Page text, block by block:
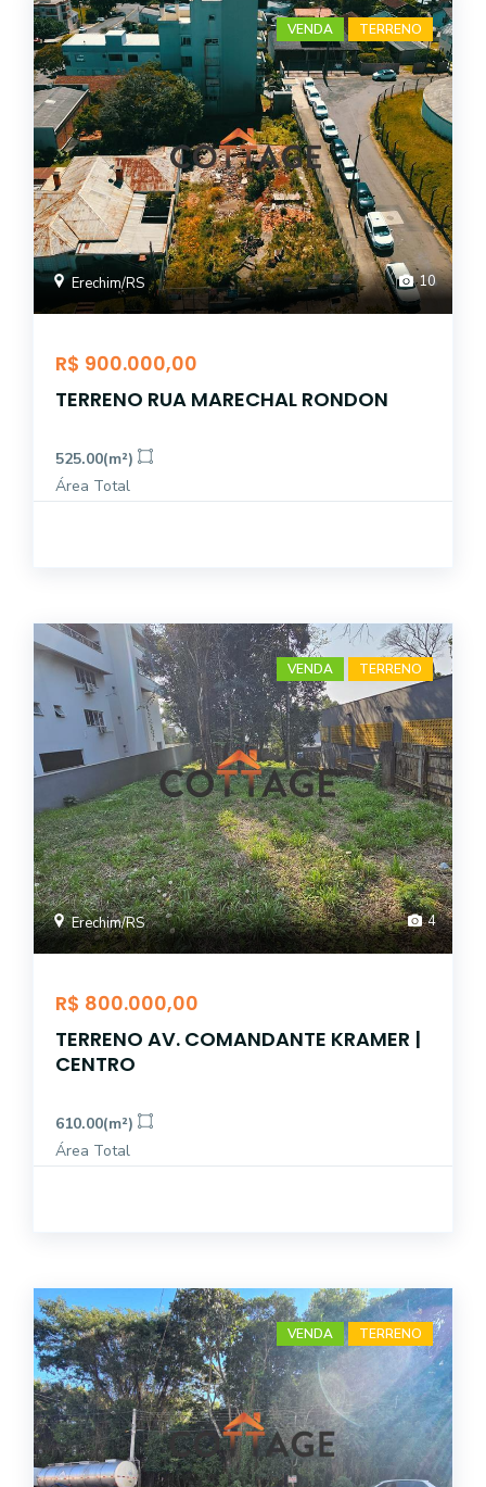
VENDA TERRENO
Erechim/RS 10
R$ 900.000,00
TERRENO RUA MARECHAL RONDON
525.00(m²)
Área Total
VENDA TERRENO
Erechim/RS 4
R$ 800.000,00
TERRENO AV. COMANDANTE KRAMER |
CENTRO
610.00(m²)
Área Total
VENDA TERRENO